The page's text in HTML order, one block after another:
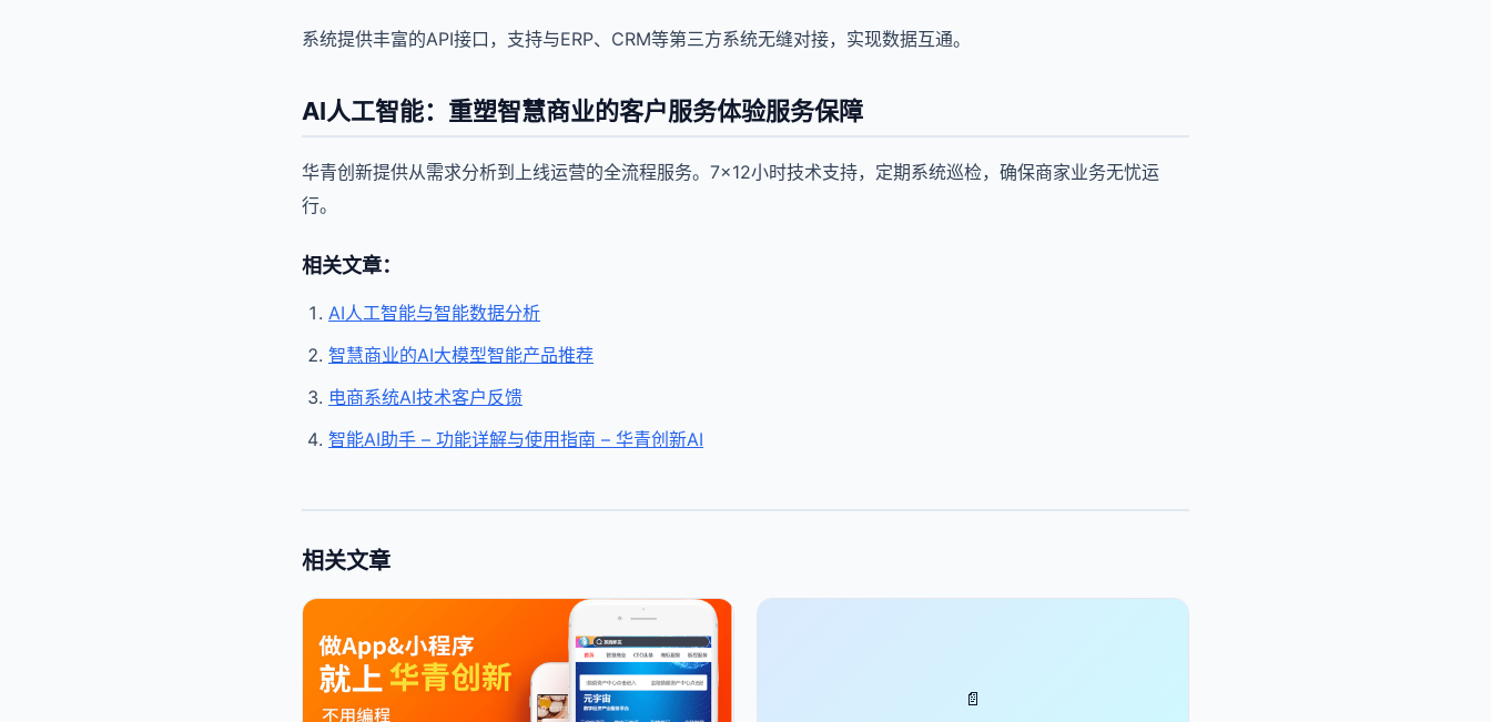
系统提供丰富的API接口，支持与ERP、CRM等第三方系统无缝对接，实现数据互通。
AI人工智能：重塑智慧商业的客户服务体验服务保障
华青创新提供从需求分析到上线运营的全流程服务。7×12小时技术支持，定期系统巡检，确保商家业务无忧运
行。
相关文章：
AI人工智能与智能数据分析
智慧商业的AI大模型智能产品推荐
电商系统AI技术客户反馈
智能AI助手 – 功能详解与使用指南 – 华青创新AI
相关文章
📄